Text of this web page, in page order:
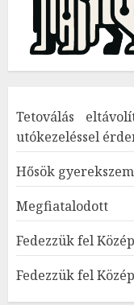
Tetoválás
utókezeléssel
Hősök
Megfiatalodott
Fedezzük fel
Fedezzük fel